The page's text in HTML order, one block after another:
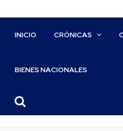
INICIO CRÓNICAS
BIENES NACIONALES